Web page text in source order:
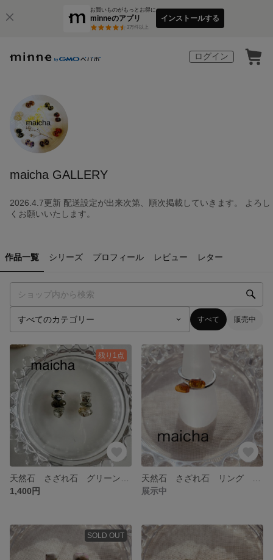
お買いものがもっとお得に
minneのアプリ
3万件以上
インストールする
ログイン
maicha GALLERY
2026.4.7更新 配送設定が出来次第、順次掲載していきます。 よろし
くお願いいたします。
作品一覧 シリーズ プロフィール レビュー レター
すべて 販売中
残り1点
1,400円
展示中
SOLD OUT